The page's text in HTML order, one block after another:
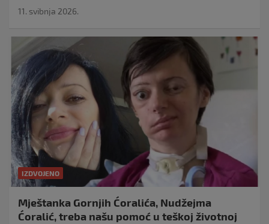
11. svibnja 2026.
IZDVOJENO
Mještanka Gornjih Ćoralića, Nudžejma
Ćoralić, treba našu pomoć u teškoj životnoj